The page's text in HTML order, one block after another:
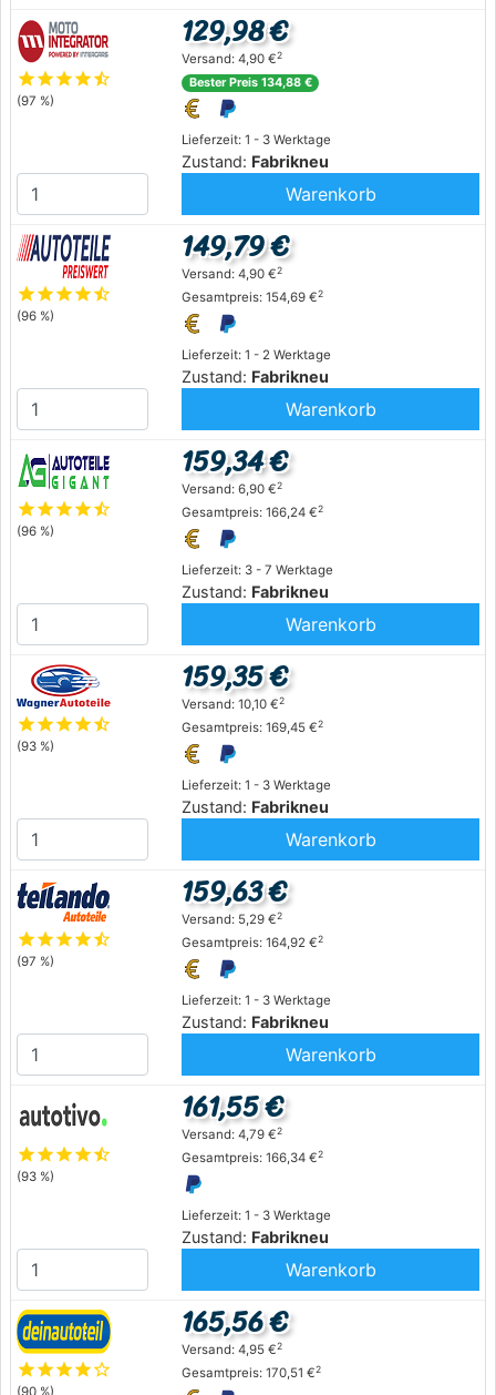
starstarstarstarstar_half
(97 %)
Lieferzeit: 1 - 3 Werktage
Zustand: Fabrikneu
129,98 €
Versand: 4,90 €2
Bester Preis 134,88 €
Warenkorb
starstarstarstarstar_half
(96 %)
Lieferzeit: 1 - 2 Werktage
Zustand: Fabrikneu
149,79 €
Versand: 4,90 €2
Gesamtpreis: 154,69 €2
Warenkorb
starstarstarstarstar_half
(96 %)
Lieferzeit: 3 - 7 Werktage
Zustand: Fabrikneu
159,34 €
Versand: 6,90 €2
Gesamtpreis: 166,24 €2
Warenkorb
starstarstarstarstar_half
(93 %)
Lieferzeit: 1 - 3 Werktage
Zustand: Fabrikneu
159,35 €
Versand: 10,10 €2
Gesamtpreis: 169,45 €2
Warenkorb
starstarstarstarstar_half
(97 %)
Lieferzeit: 1 - 3 Werktage
Zustand: Fabrikneu
159,63 €
Versand: 5,29 €2
Gesamtpreis: 164,92 €2
Warenkorb
starstarstarstarstar_half
(93 %)
Lieferzeit: 1 - 3 Werktage
Zustand: Fabrikneu
161,55 €
Versand: 4,79 €2
Gesamtpreis: 166,34 €2
Warenkorb
starstarstarstarstar_outline
(90 %)
165,56 €
Versand: 4,95 €2
Gesamtpreis: 170,51 €2